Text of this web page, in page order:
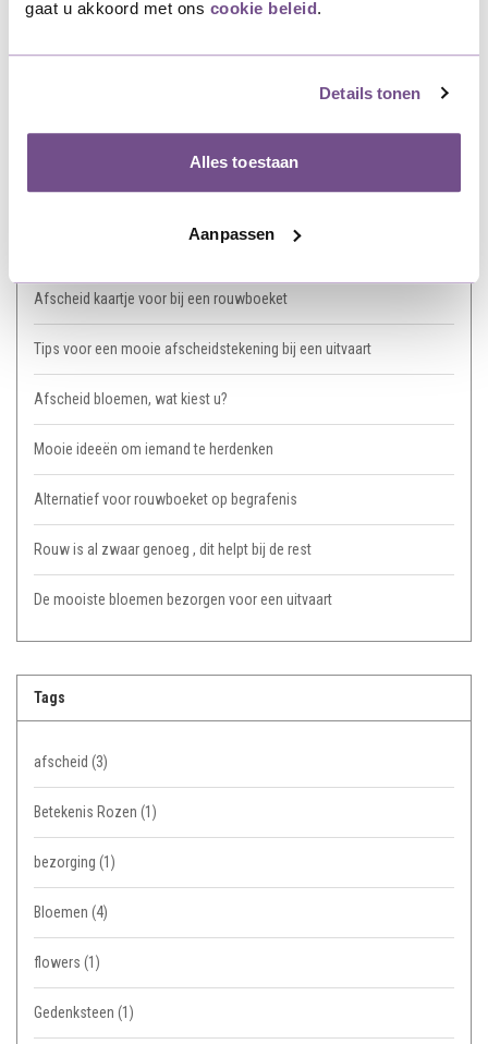
gaat u akkoord met ons cookie beleid.
Details tonen
Alles toestaan
Aanpassen
Een mooie afscheidszin op een rouwlint
5x Passende teksten crematieplechtigheid
Afscheid kaartje voor bij een rouwboeket
Tips voor een mooie afscheidstekening bij een uitvaart
Afscheid bloemen, wat kiest u?
Mooie ideeën om iemand te herdenken
Alternatief voor rouwboeket op begrafenis
Rouw is al zwaar genoeg , dit helpt bij de rest
De mooiste bloemen bezorgen voor een uitvaart
Tags
afscheid (3)
Betekenis Rozen (1)
bezorging (1)
Bloemen (4)
flowers (1)
Gedenksteen (1)